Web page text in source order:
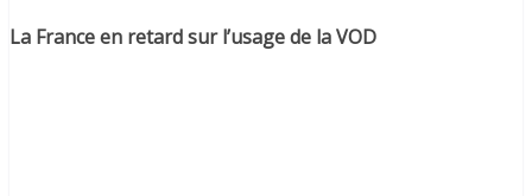
La France en retard sur l’usage de la VOD